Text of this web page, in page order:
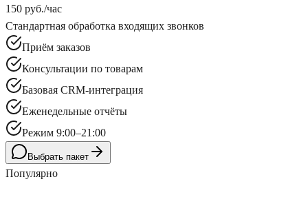
150 руб./час
Стандартная обработка входящих звонков
Приём заказов
Консультации по товарам
Базовая CRM-интеграция
Еженедельные отчёты
Режим 9:00–21:00
Выбрать пакет
Популярно